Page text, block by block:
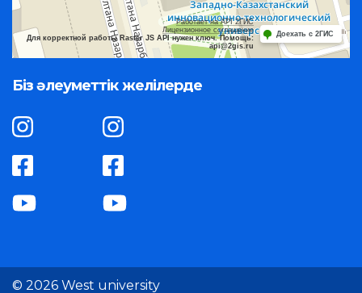
Работает на API 2ГИС
Лицензионное соглашение
Для корректной работы Raster JS API нужен ключ. Помощь:
api@2gis.ru
Доехать с 2ГИС
Біз әлеуметтік желілерде
© 2026 West university